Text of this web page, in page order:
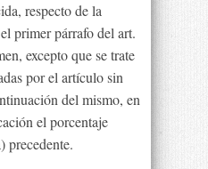
respecto de la
primer párrafo del art.
excepto que se trate
por el artículo sin
del mismo, en
el porcentaje
precedente.